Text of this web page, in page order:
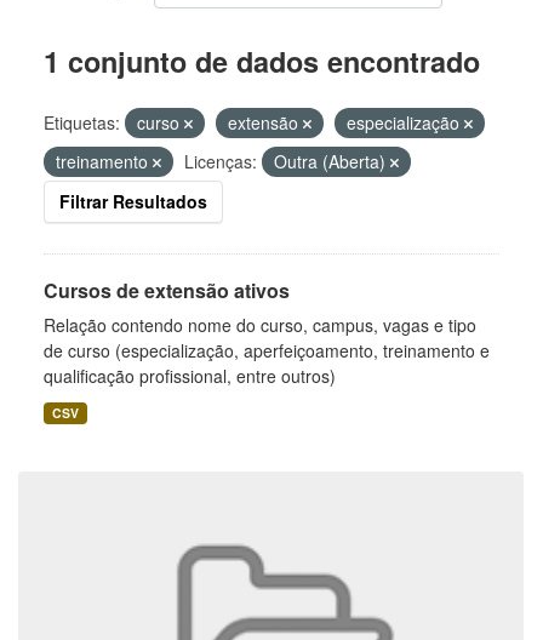
1 conjunto de dados encontrado
Etiquetas: curso extensão
especialização
treinamento
Licenças:
Outra (Aberta)
Filtrar Resultados
Cursos de extensão ativos
Relação contendo nome do curso, campus, vagas e tipo
de curso (especialização, aperfeiçoamento, treinamento e
qualificação profissional, entre outros)
CSV